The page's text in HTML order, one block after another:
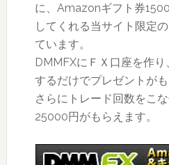
に、Amazonギフト券
してくれる当サイト限定
ています。
DMMFXにＦＸ口座を作
するだけでプレゼントがも
さらにトレード回数をこ
25000円がもらえます。